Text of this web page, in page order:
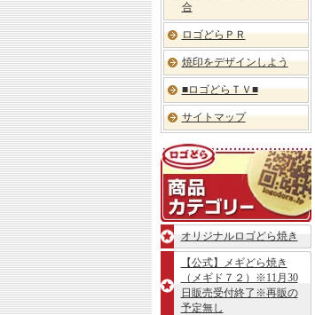
き」
ご
案
内
合
ロゴどらＰＲ
焼印をデザインしよう
■ロゴどらＴＶ■
サイトマップ
ロ
ゴ
ど
ら
「ど
ら
焼
き」
品
オリジナルロゴどら焼き
【公式】メギどら焼き
（メギド７２）※11月30
日販売受付終了※再販の
予定無し